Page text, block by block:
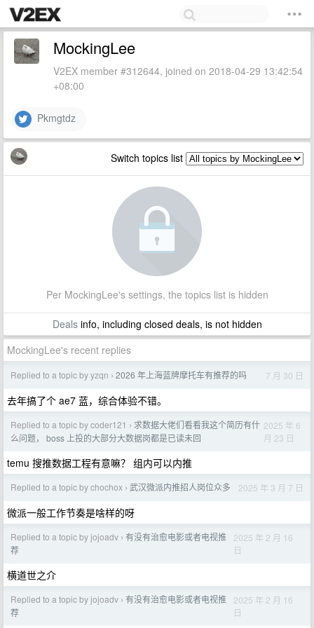
MockingLee
V2EX member #312644, joined on 2018-04-29 13:42:54
+08:00
Pkmgtdz
Switch topics list
Per MockingLee's settings, the topics list is hidden
Dealsinfo, including closed deals, is not hidden
MockingLee's recent replies
Replied to a topic by yzqn › 2026 年上海蓝牌摩托车有推荐的吗 7 月 30 日
去年搞了个 ae7 蓝，综合体验不错。
Replied to a topic by coder121 › 求数据大佬们看看我这个简历有什
么问题， boss 上投的大部分大数据岗都是已读未回
2025 年 6
月 23 日
temu 搜推数据工程有意嘛？ 组内可以内推
Replied to a topic by chochox › 武汉微派内推招人岗位众多 2025 年 3 月 7 日
微派一般工作节奏是啥样的呀
Replied to a topic by jojoadv › 有没有治愈电影或者电视推
荐
2025 年 2 月 16
日
横道世之介
Replied to a topic by jojoadv › 有没有治愈电影或者电视推
荐
2025 年 2 月 16
日